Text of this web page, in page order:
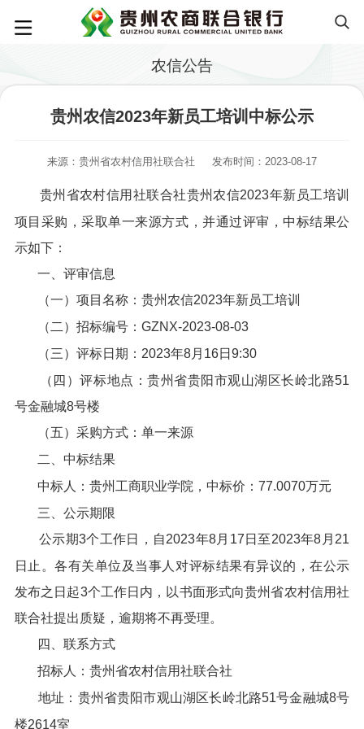
农信公告
贵州农信2023年新员工培训中标公示
来源：贵州省农村信用社联合社 发布时间：2023-08-17
贵州省农村信用社联合社贵州农信2023年新员工培训
项目采购，采取单一来源方式，并通过评审，中标结果公
示如下：
一、评审信息
（一）项目名称：贵州农信2023年新员工培训
（二）招标编号：GZNX-2023-08-03
（三）评标日期：2023年8月16日9:30
（四）评标地点：贵州省贵阳市观山湖区长岭北路51
号金融城8号楼
（五）采购方式：单一来源
二、中标结果
中标人：贵州工商职业学院，中标价：77.0070万元
三、公示期限
公示期3个工作日，自2023年8月17日至2023年8月21
日止。各有关单位及当事人对评标结果有异议的，在公示
发布之日起3个工作日内，以书面形式向贵州省农村信用社
联合社提出质疑，逾期将不再受理。
四、联系方式
招标人：贵州省农村信用社联合社
地址：贵州省贵阳市观山湖区长岭北路51号金融城8号
楼2614室